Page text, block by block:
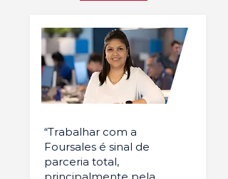
“Trabalhar com a
Foursales é sinal de
parceria total,